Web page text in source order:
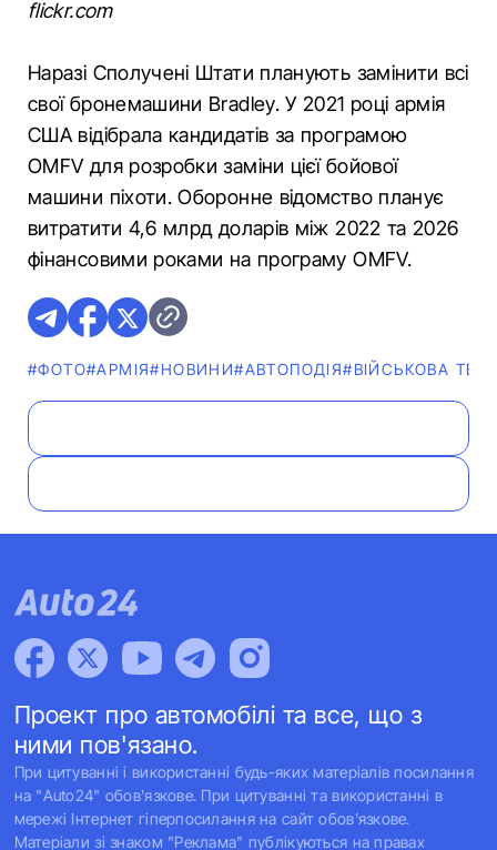
flickr.com
Наразі Сполучені Штати планують замінити всі
свої бронемашини Bradley. У 2021 році армія
США відібрала кандидатів за програмою
OMFV для розробки заміни цієї бойової
машини піхоти. Оборонне відомство планує
витратити 4,6 млрд доларів між 2022 та 2026
фінансовими роками на програму OMFV.
#ФОТО#АРМІЯ#НОВИНИ#АВТОПОДІЯ#ВІЙСЬКОВА
Проект про автомобілі та все, що з
ними пов'язано.
При цитуванні і використанні будь-яких матеріалів посилання
на "Auto24" обов'язкове. При цитуванні та використанні в
мережі Інтернет гіперпосилання на сайт обов'язкове.
Матеріали зі знаком "Реклама" публікуються на правах